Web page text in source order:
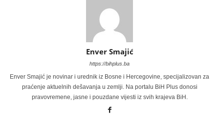
Enver Smajić
https://bihplus.ba
Enver Smajić je novinar i urednik iz Bosne i Hercegovine, specijalizovan za
praćenje aktuelnih dešavanja u zemlji. Na portalu BiH Plus donosi
pravovremene, jasne i pouzdane vijesti iz svih krajeva BiH.